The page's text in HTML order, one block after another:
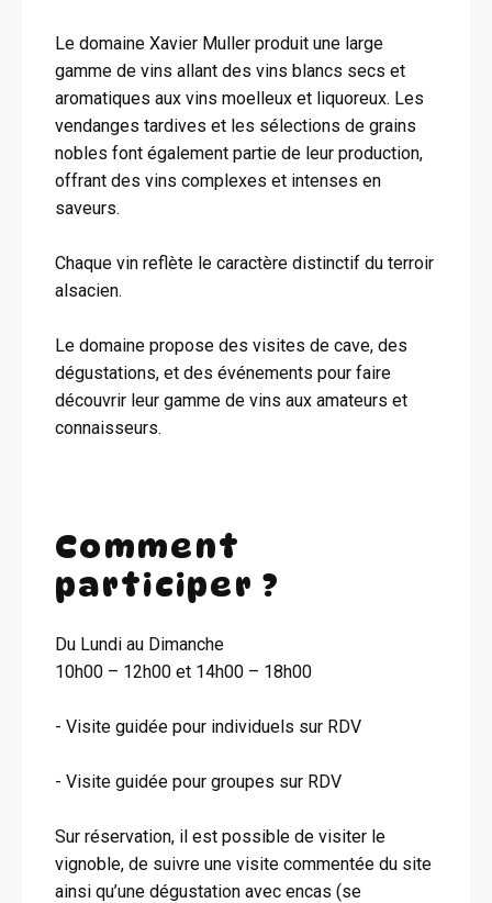
Le domaine Xavier Muller produit une large
gamme de vins allant des vins blancs secs et
aromatiques aux vins moelleux et liquoreux. Les
vendanges tardives et les sélections de grains
nobles font également partie de leur production,
offrant des vins complexes et intenses en
saveurs.
Chaque vin reflète le caractère distinctif du terroir
alsacien.
Le domaine propose des visites de cave, des
dégustations, et des événements pour faire
découvrir leur gamme de vins aux amateurs et
connaisseurs.
Comment
participer ?
Du Lundi au Dimanche
10h00 – 12h00 et 14h00 – 18h00
- Visite guidée pour individuels sur RDV
- Visite guidée pour groupes sur RDV
Sur réservation, il est possible de visiter le
vignoble, de suivre une visite commentée du site
ainsi qu’une dégustation avec encas (se